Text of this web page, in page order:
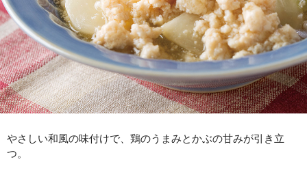
やさしい和風の味付けで、鶏のうまみとかぶの甘みが引き立
つ。